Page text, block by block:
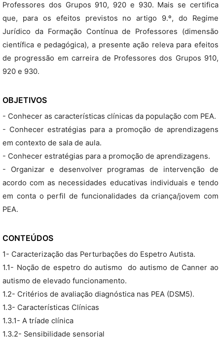
Professores dos Grupos 910, 920 e 930. Mais se certifica
que, para os efeitos previstos no artigo 9.º, do Regime
Jurídico da Formação Contínua de Professores (dimensão
científica e pedagógica), a presente ação releva para efeitos
de progressão em carreira de Professores dos Grupos 910,
920 e 930.
OBJETIVOS
- Conhecer as características clínicas da população com PEA.
- Conhecer estratégias para a promoção de aprendizagens
em contexto de sala de aula.
- Conhecer estratégias para a promoção de aprendizagens.
- Organizar e desenvolver programas de intervenção de
acordo com as necessidades educativas individuais e tendo
em conta o perfil de funcionalidades da criança/jovem com
PEA.
CONTEÚDOS
1- Caracterização das Perturbações do Espetro Autista.
1.1- Noção de espetro do autismo  do autismo de Canner ao
autismo de elevado funcionamento.
1.2- Critérios de avaliação diagnóstica nas PEA (DSM5).
1.3- Características Clínicas
1.3.1- A tríade clínica
1.3.2- Sensibilidade sensorial